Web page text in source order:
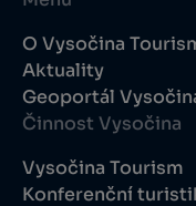
O Vysočina
Aktuality
Geoportál
Činnost Vysočina
Vysočina Tourism
Konferenční